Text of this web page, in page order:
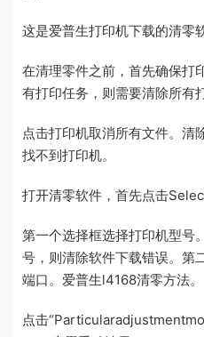
这是爱普生打印机下载的清零
在清理零件之前，首先确保打
有打印任务，则需要清除所有
点击打印机取消所有文件。清
找不到打印机。
打开清零软件，首先点击
第一个选择框选择打印机型号
号，则清除软件下载错误。第
端口。爱普生l4168清零方法。
点击